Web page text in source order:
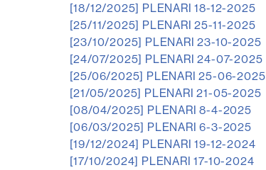
[18/12/2025] PLENARI 18-12-2025
[25/11/2025] PLENARI 25-11-2025
[23/10/2025] PLENARI 23-10-2025
[24/07/2025] PLENARI 24-07-2025
[25/06/2025] PLENARI 25-06-2025
[21/05/2025] PLENARI 21-05-2025
[08/04/2025] PLENARI 8-4-2025
[06/03/2025] PLENARI 6-3-2025
[19/12/2024] PLENARI 19-12-2024
[17/10/2024] PLENARI 17-10-2024